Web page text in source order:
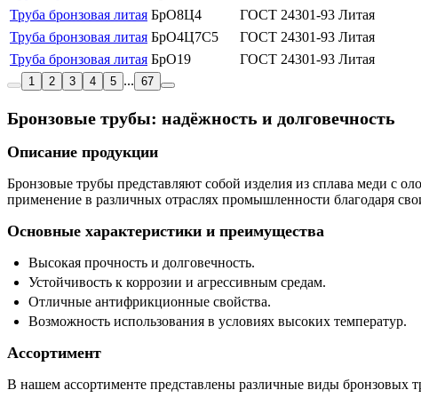
Труба бронзовая литая БрО8Ц4 ГОСТ 24301-93 Литая
Труба бронзовая литая БрО4Ц7С5 ГОСТ 24301-93 Литая
Труба бронзовая литая БрО19 ГОСТ 24301-93 Литая
1
2 3 4 5 ... 67
Бронзовые трубы: надёжность и долговечность
Описание продукции
Бронзовые трубы представляют собой изделия из сплава меди с
применение в различных отраслях промышленности благодаря
Основные характеристики и преимущества
Высокая прочность и долговечность.
Устойчивость к коррозии и агрессивным средам.
Отличные антифрикционные свойства.
Возможность использования в условиях высоких температур.
Ассортимент
В нашем ассортименте представлены различные виды бронзовых